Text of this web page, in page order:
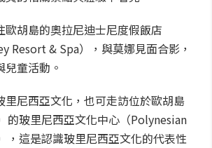
歐胡島的奧拉尼迪士尼度假飯店
Resort & Spa），與莫娜見面合影，
童活動。
里尼西亞文化，也可走訪位於歐胡島
的玻里尼西亞文化中心（Polynesian
這是認識玻里尼西亞文化的代表性